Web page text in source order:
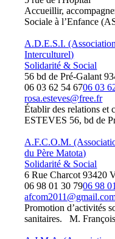
Accueillir,
Sociale à l’Enfance
A.D.E.S.I.
Interculturel)
Solidarité & Social
56 bd de Pré-Galant
06 03 62 54 6706 03
rosa.esteves@free.fr
Établir des relations
ESTEVES 56, bd de
A.F.C.O.M.
du Père Matota)
Solidarité & Social
6 Rue Charcot 93420
06 98 01 30 7906 98
Promotion d’activités
sanitaires. M.